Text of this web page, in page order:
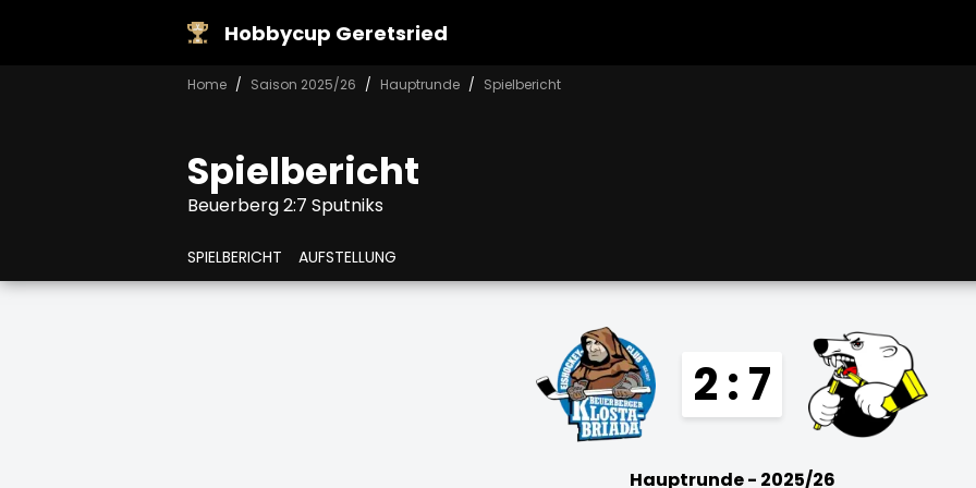
Hobbycup Geretsried
Home Saison 2025/26 Hauptrunde Spielbericht
Spielbericht
Beuerberg 2:7 Sputniks
SPIELBERICHT AUFSTELLUNG
2 : 7
Hauptrunde - 2025/26